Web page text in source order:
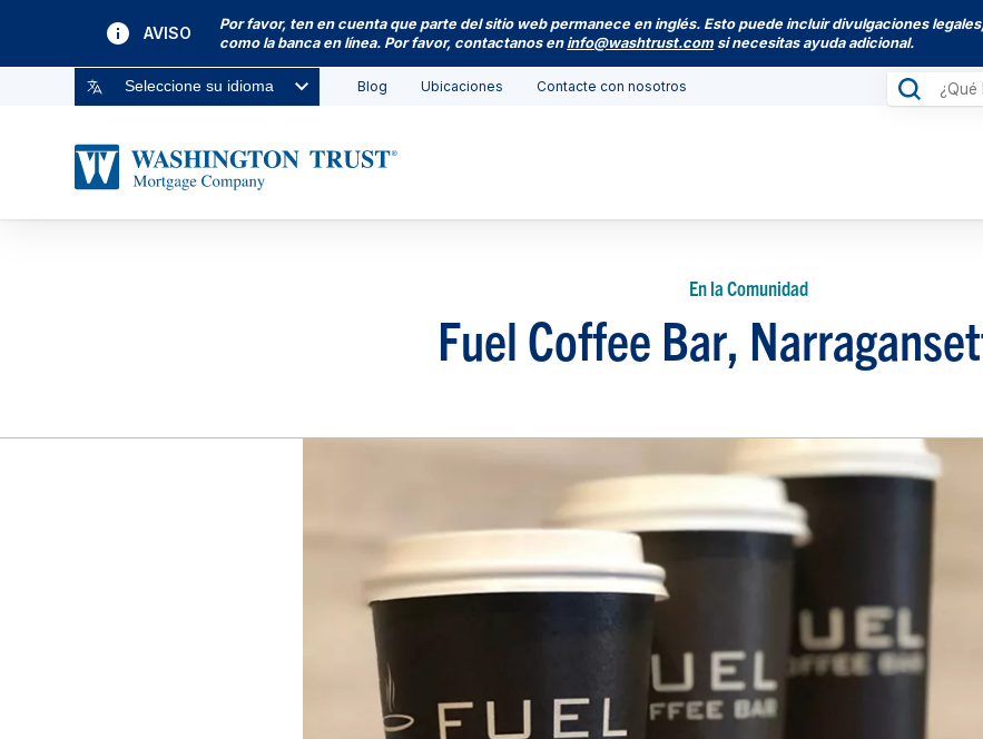
AVISO
Por favor, ten en cuenta que parte del sitio web permanece en inglés. Esto puede incluir divulgaciones
como la banca en línea. Por favor, contactanos en info@washtrust.com si necesitas ayuda adicional.
Seleccione su idioma Blog Ubicaciones Contacte con nosotros
En la Comunidad
Fuel Coffee Bar,